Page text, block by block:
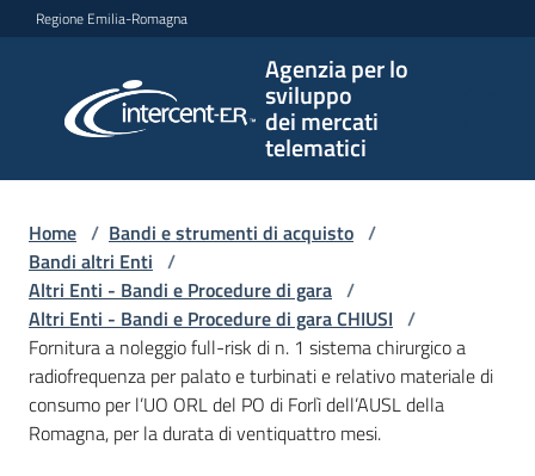
Vai al contenuto
Vai alla navigazione
Vai al footer
Regione Emilia-Romagna
Agenzia per lo
sviluppo
dei mercati
telematici
per lo
sviluppo
telematici
L'Agenzia
Bandi
Home / Bandi e strumenti di acquisto /
Bandi altri Enti /
Altri Enti - Bandi e Procedure di gara /
Altri Enti - Bandi e Procedure di gara CHIUSI /
Fornitura a noleggio full-risk di n. 1 sistema chirurgico a
radiofrequenza per palato e turbinati e relativo materiale di
consumo per l’UO ORL del PO di Forlì dell’AUSL della
Romagna, per la durata di ventiquattro mesi.